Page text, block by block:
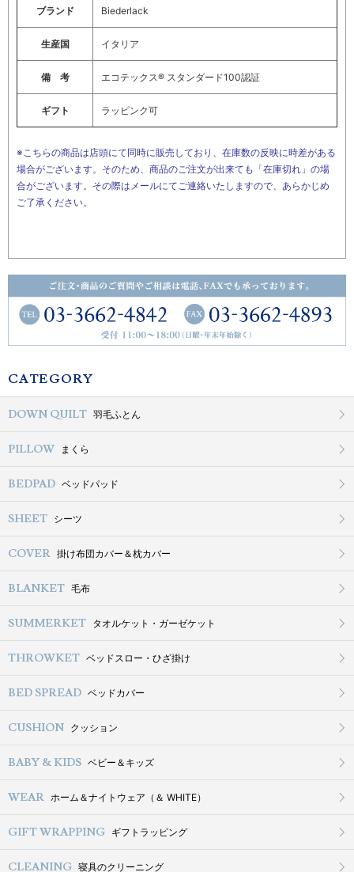
ブランド Biederlack
生産国 イタリア
備 考 エコテックス® スタンダード100認証
ギフト ラッピンク可
※こちらの商品は店頭にて同時に販売しており、在庫数の反映に時差がある
場合がございます。そのため、商品のご注文が出来ても「在庫切れ」の場
合がございます。その際はメールにてご連絡いたしますので、あらかじめ
ご了承ください。
CATEGORY
DOWN QUILT 羽毛ふとん
PILLOW まくら
BEDPAD ベッドパッド
SHEET シーツ
COVER 掛け布団カバー＆枕カバー
BLANKET 毛布
SUMMERKET タオルケット・ガーゼケット
THROWKET ベッドスロー・ひざ掛け
BED SPREAD ベッドカバー
CUSHION クッション
BABY & KIDS ベビー＆キッズ
WEAR ホーム＆ナイトウェア（＆ WHITE）
GIFT WRAPPING ギフトラッピング
CLEANING 寝具のクリーニング